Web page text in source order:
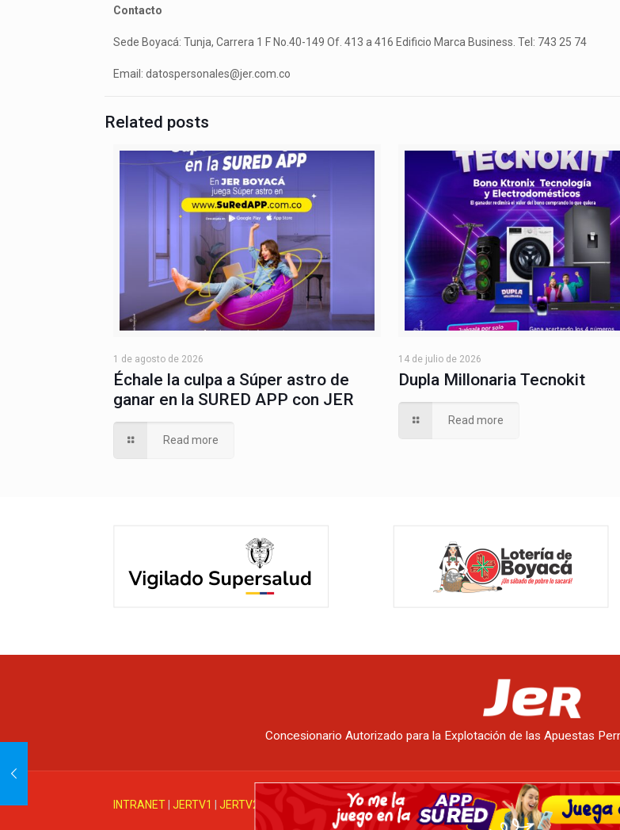
Contacto
Sede Boyacá: Tunja, Carrera 1 F No.40-149 Of. 413 a 416 Edificio Marca Business. Tel: 743 25 74
Email: datospersonales@jer.com.co
Related posts
1 de agosto de 2026
Échale la culpa a Súper astro de
ganar en la SURED APP con JER
Read more
14 de julio de 2026
Dupla Millonaria Tecnokit
Read more
Concesionario Autorizado para la Explotación de las Apuestas
INTRANET| JERTV1 JERTV2 Mesa de ayuda JER|Monte un punto JER